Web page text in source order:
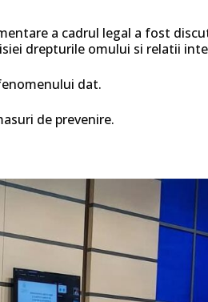
a cadrul legal a fost
drepturile omului si relatii
dat.
de prevenire.